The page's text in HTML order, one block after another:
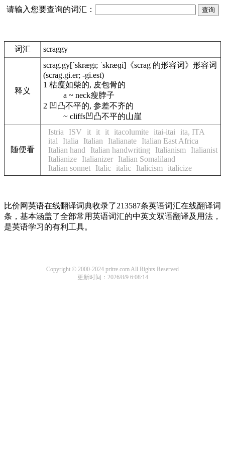
请输入您要查询的词汇：
词汇 scraggy
释义
scrag.gy[`skrægɪ; ˈskræɡi] 《scrag 的形容词》 形容词
(scrag.gi.er; -gi.est)
1 枯瘦如柴的, 皮包骨的
a ~ neck瘦脖子
2 凹凸不平的, 参差不齐的
~ cliffs凹凸不平的山崖
随便看
Istria ISV it it it itacolumite itai-itai
ita, ITA
ital
Italia Italian Italianate
Italian East Africa
Italian hand
Italian handwriting Italianism
Italianist
Italianize
Italianizer
Italian Somaliland
Italian sonnet
Italic italic Italicism italicize
比价网英语在线翻译词典收录了213587条英语词汇在线翻译词
条，基本涵盖了全部常用英语词汇的中英文双语翻译及用法，
是英语学习的有利工具。
Copyright © 2000-2024 pritre.com All Rights Reserved
更新时间：2026/8/9 6:08:14